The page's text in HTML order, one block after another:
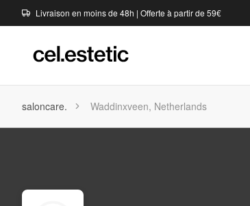
Livraison en moins de 48h | Offerte à partir de 59€
saloncare. Waddinxveen, Netherlands